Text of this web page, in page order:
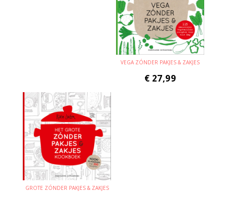
VEGA ZÓNDER PAKJES & ZAKJES
€ 27,99
GROTE ZÓNDER PAKJES & ZAKJES